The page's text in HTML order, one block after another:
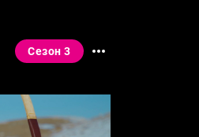
Сезон 3